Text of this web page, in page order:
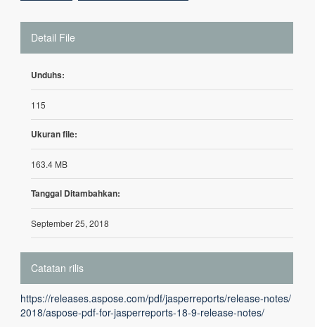
Detail File
Unduhs:
115
Ukuran file:
163.4 MB
Tanggal Ditambahkan:
September 25, 2018
Catatan rilis
https://releases.aspose.com/pdf/jasperreports/release-notes/
2018/aspose-pdf-for-jasperreports-18-9-release-notes/